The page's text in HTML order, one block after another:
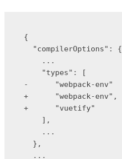
{
  "compilerOptions": {
    ...
    "types": [
-      "webpack-env"
+      "webpack-env",
+      "vuetify"
    ],
    ...
  },
  ...